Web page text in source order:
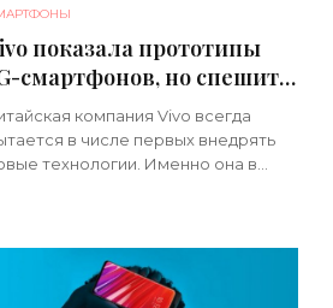
показала прототипы
смартфонов, но спешить
их выпуском не будет -
компания Vivo всегда
в числе первых внедрять
технологии. Именно она в